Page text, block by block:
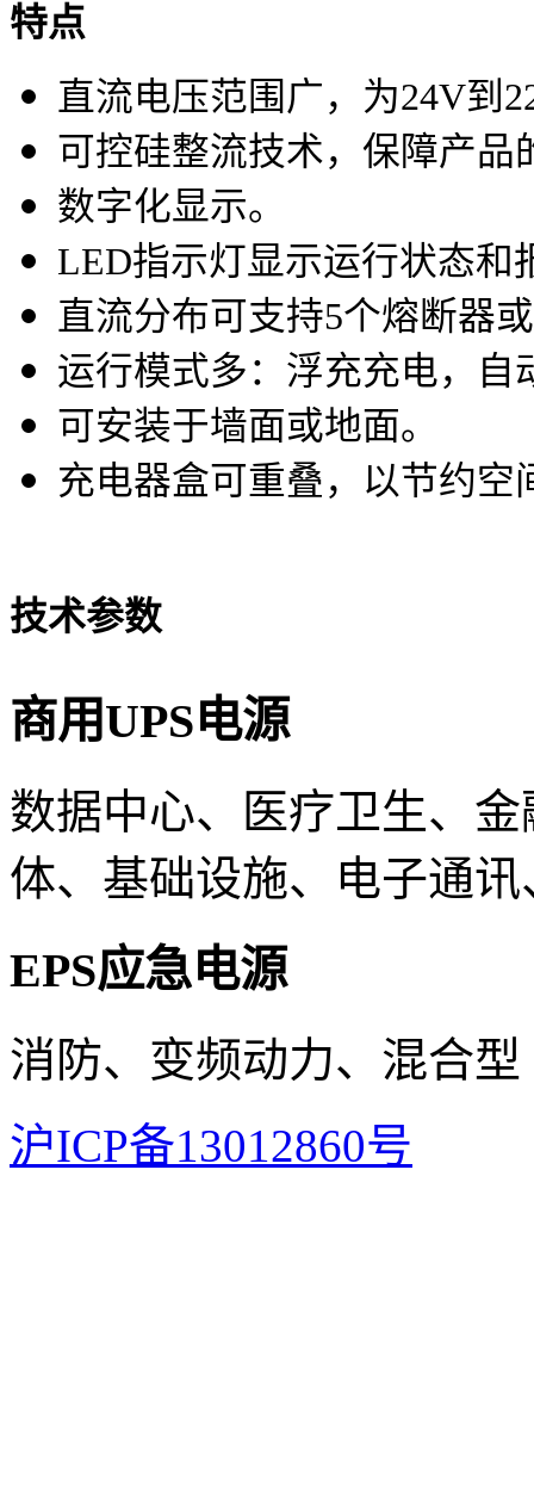
特点
直流电压范围广，为24V到
可控硅整流技术，保障产品
数字化显示。
LED指示灯显示运行状态和
直流分布可支持5个熔断器
运行模式多：浮充充电，自
可安装于墙面或地面。
充电器盒可重叠，以节约空
技术参数
商用UPS电源
数据中心、医疗卫生、
体、基础设施、电子通
EPS应急电源
消防、变频动力、混合型
沪ICP备13012860号